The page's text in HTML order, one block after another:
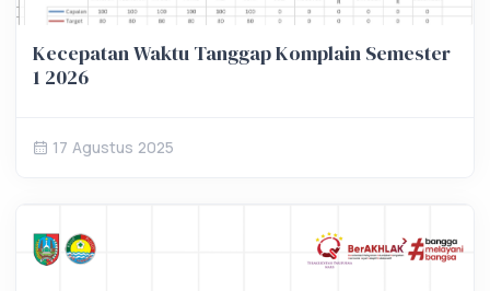
Kecepatan Waktu Tanggap Komplain Semester
1 2026
17 Agustus 2025